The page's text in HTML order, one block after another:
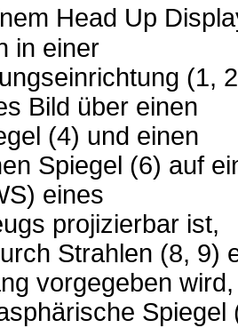
Head Up
in einer
(1,
Bild über einen
(4) und einen
Spiegel (6) auf
eines
projizierbar ist,
Strahlen (8, 9)
vorgegeben wird,
Spiegel